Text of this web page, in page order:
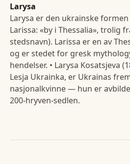
Larysa
Larysa er den ukrainske formen
Larissa: «by i Thessalia», trolig
stedsnavn). Larissa er en av
og er stedet for gresk
hendelser. • Larysa Kosatsjeva
Lesja Ukrainka, er Ukrainas
nasjonalkvinne — hun er
200-hryven-sedlen.